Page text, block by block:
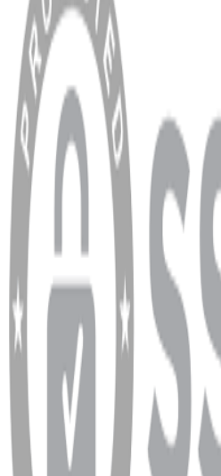
MÜŞTERİ HİZMETLERİ
Hesabım
Sipariş Sorgulama
Banka Hesap Bilgileri
YARDIM VE DESTEK
Ödeme ve Teslimat Şartları
Garanti ve İade Şartları
info@dukkanhifi.com
0850 441
info@dukkanhifi.com 0850 441
Çalışma Saatleri: Pazartesi - Cuma